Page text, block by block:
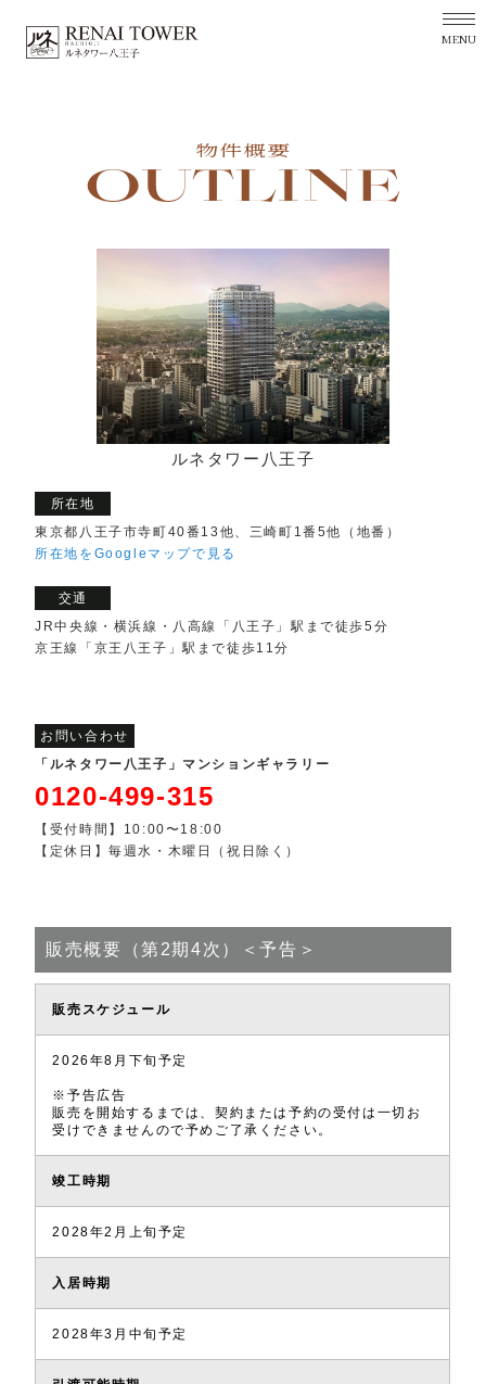
MENU
物件概要
OUTLINE
ルネタワー八王子
所在地
東京都八王子市寺町40番13他、三崎町1番5他（地番）
所在地をGoogleマップで見る
交通
JR中央線・横浜線・八高線「八王子」駅まで徒歩5分
京王線「京王八王子」駅まで徒歩11分
お問い合わせ
「ルネタワー八王子」マンションギャラリー
0120-499-315
【受付時間】10:00〜18:00
【定休日】毎週水・木曜日（祝日除く）
販売概要（第2期4次）＜予告＞
販売スケジュール
2026年8月下旬予定
※予告広告
販売を開始するまでは、契約または予約の受付は一切お
受けできませんので予めご了承ください。
竣工時期
2028年2月上旬予定
入居時期
2028年3月中旬予定